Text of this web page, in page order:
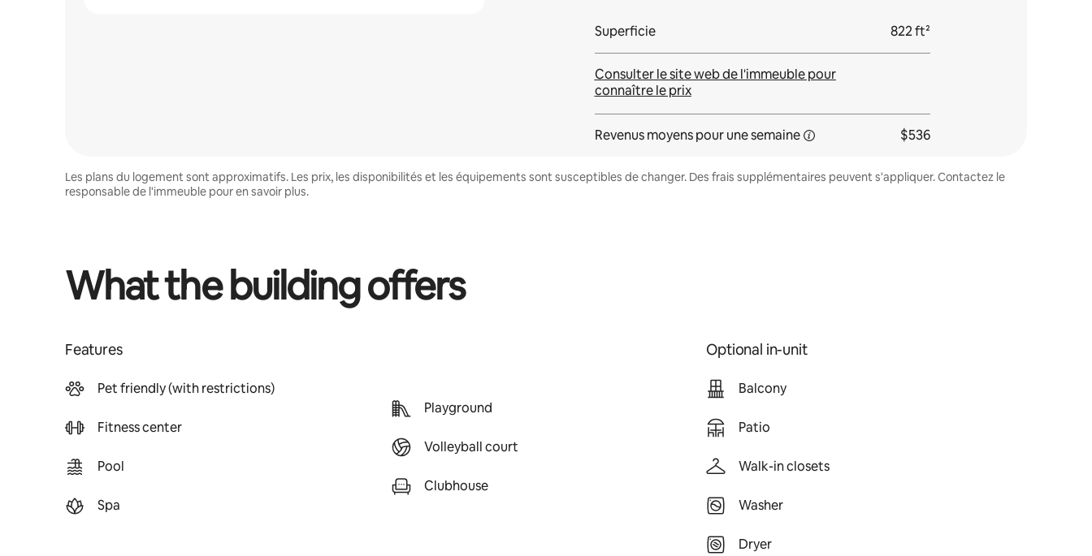
Superficie 822 ft²
Consulter le site web de l'immeuble pour
connaître le prix
Revenus moyens pour unesemaine $536
Les plans du logement sont approximatifs. Les prix, les disponibilités et les équipements sont susceptibles de changer. Des frais supplémentaires peuvent s'appliquer. Contactez le
responsable de l'immeuble pour en savoir plus.
What the building offers
Features
Pet friendly (with restrictions)
Fitness center
Pool
Spa
Playground
Volleyball court
Clubhouse
Optional in-unit
Balcony
Patio
Walk-in closets
Washer
Dryer